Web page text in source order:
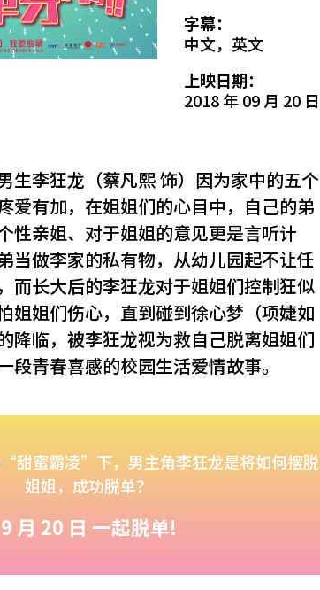
字幕：
中文，英文
上映日期：
2018 年 09 月 20 日
生李狂龙（蔡凡熙 饰）因为家中的五个
爱有加，在姐姐们的心目中，自己的弟
性亲姐、对于姐姐的意见更是言听计
当做李家的私有物，从幼儿园起不让任
而长大后的李狂龙对于姐姐们控制狂似
姐姐们伤心，直到碰到徐心梦（项婕如
降临，被李狂龙视为救自己脱离姐姐们
段青春喜感的校园生活爱情故事。
甜蜜霸凌”下，男主角李狂龙是将如何摆脱
姐姐，成功脱单？
9 月 20 日 一起脱单!